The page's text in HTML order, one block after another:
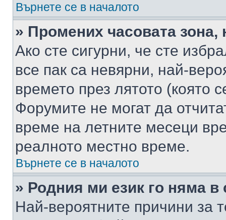
Върнете се в началото
» Промених часовата
Ако сте сигурни, че сте
все пак са невярни, най-
времето през лятото (която
Форумите не могат да
време на летните месеци
реалното местно време.
Върнете се в началото
» Родния ми език го няма в
Най-вероятните причини за